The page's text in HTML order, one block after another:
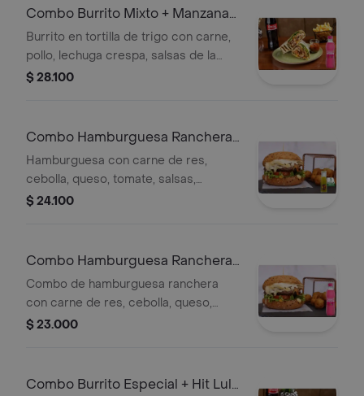
Combo Burrito Mixto + Manzana
250ml
Burrito en tortilla de trigo con carne,
pollo, lechuga crespa, salsas de la
casa, jalapeño, frijol refrito, pico de
$ 28.100
Combo Hamburguesa Ranchera
+ Hit Lulo 350 ml
Hamburguesa con carne de res,
cebolla, queso, tomate, salsas,
chorizo, maíz y tocineta en pan,
$ 24.100
Combo Hamburguesa Ranchera
+ Manzana 250ml
Combo de hamburguesa ranchera
con carne de res, cebolla, queso,
tomate, salsas, chorizo, maíz y
$ 23.000
Combo Burrito Especial + Hit Lulo